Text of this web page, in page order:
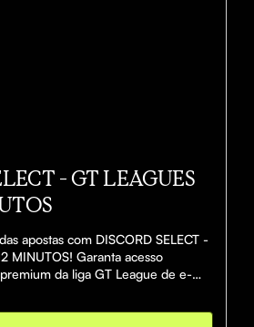
- GT LEAGUES
apostas com DISCORD SELECT -
MINUTOS! Garanta acesso
da liga GT League de e-
stake mínima de R$500, você